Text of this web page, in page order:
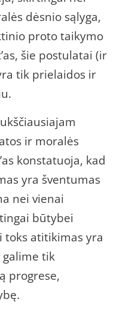
dėsnio sąlyga,
proto taikymo
šie postulatai (ir
tik prielaidos ir
ir moralės
konstatuoja, kad
yra šventumas
nei vienai
būtybei
toks atitikimas yra
tik
progrese,